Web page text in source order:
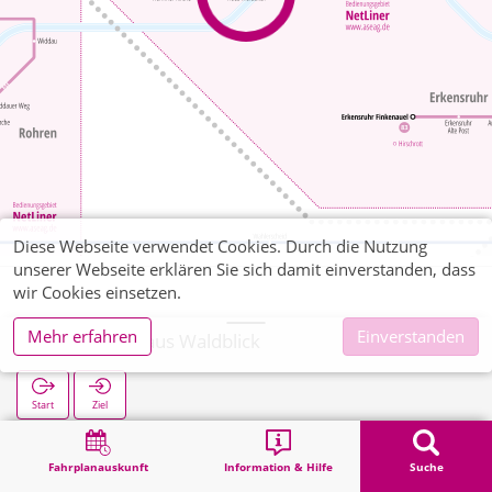
Fahrplanauskunft Information & Hilfe Suche
Hammer Haus Waldblick
Start Ziel
Hammer Haus Waldblick
Diese Webseite verwendet Cookies. Durch die Nutzung
unserer Webseite erklären Sie sich damit einverstanden, dass
wir Cookies einsetzen.
Mehr erfahren
Einverstanden